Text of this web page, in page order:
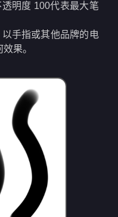
明度 100代表最大笔
手指或其他品牌的电
果。